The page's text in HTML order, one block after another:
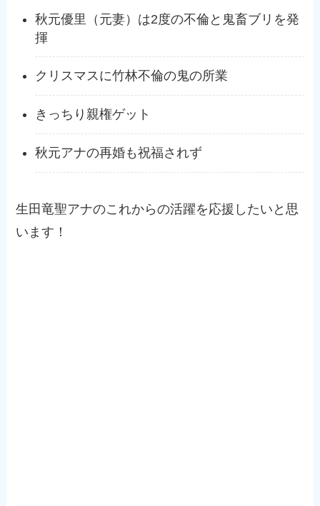
秋元優里（元妻）は2度の不倫と鬼畜ブリを発
揮
クリスマスに竹林不倫の鬼の所業
きっちり親権ゲット
秋元アナの再婚も祝福されず
生田竜聖アナのこれからの活躍を応援したいと思
います！